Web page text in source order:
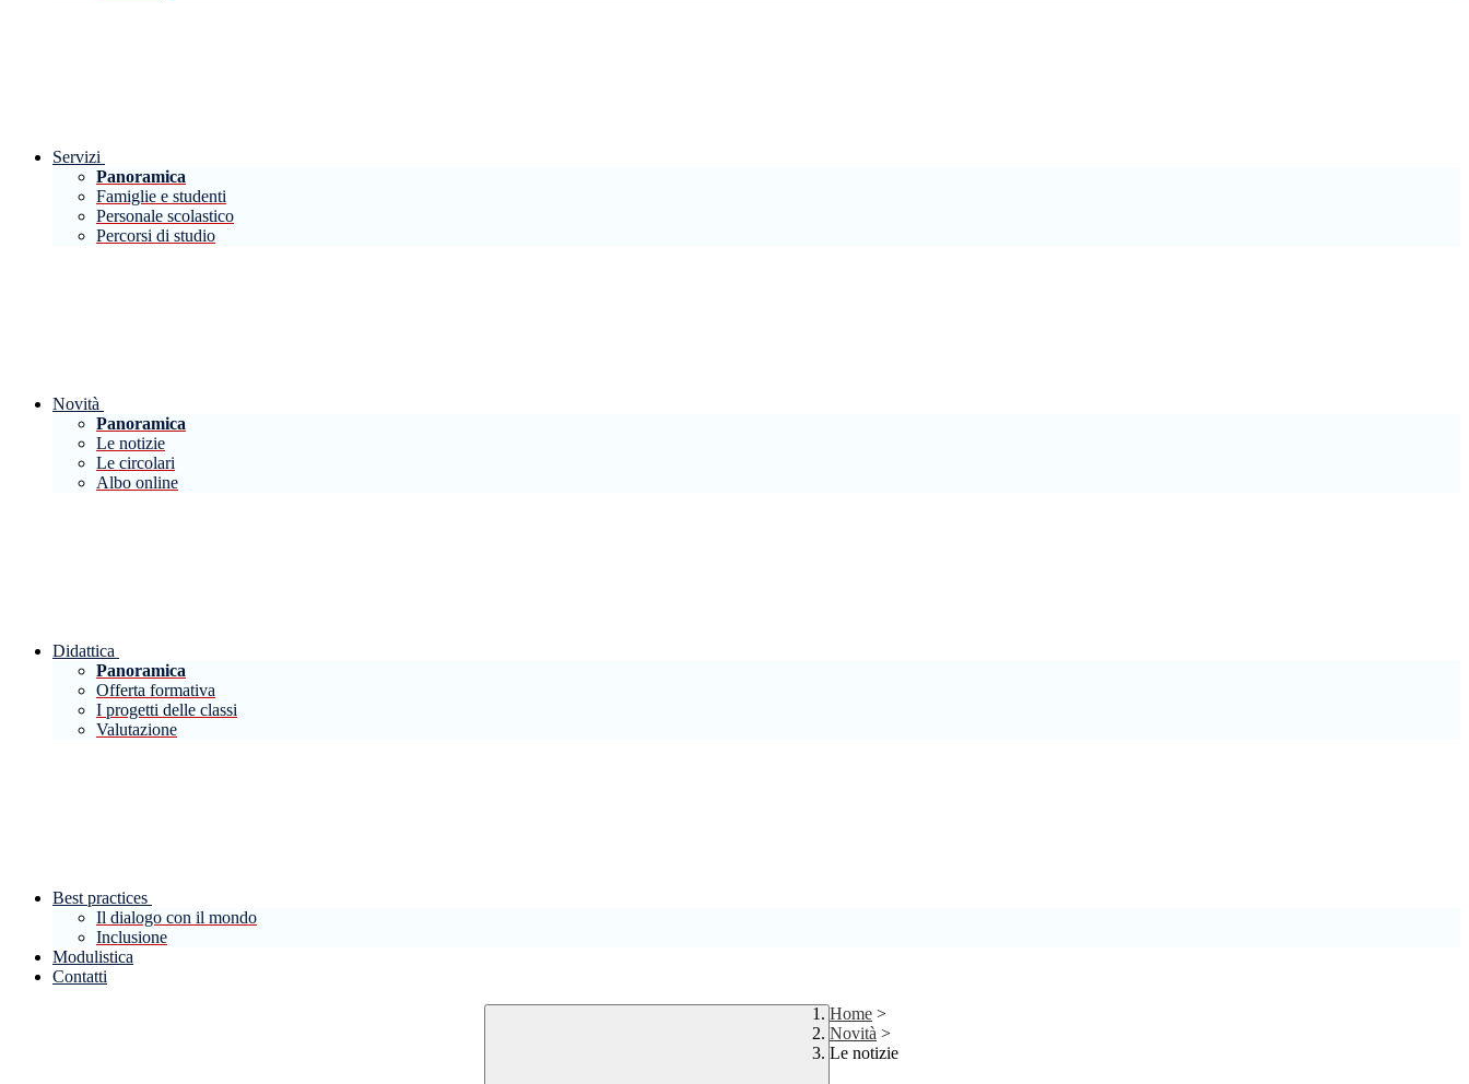
Servizi
Panoramica
Famiglie e studenti
Personale scolastico
Percorsi di studio
Novità
Panoramica
Le notizie
Le circolari
Albo online
Didattica
Panoramica
Offerta formativa
I progetti delle classi
Valutazione
Best practices
Il dialogo con il mondo
Inclusione
Modulistica
Contatti
Home >
Novità >
Le notizie